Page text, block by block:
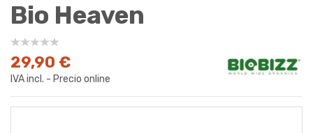
Bio Heaven
29,90 €
IVA incl. - Precio online